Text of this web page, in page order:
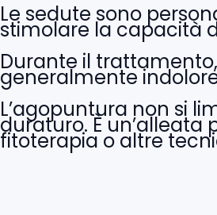
Le sedute sono
stimolare la capacità
Durante il
generalmente
L’agopuntura non si
duraturo. È
fitoterapia o altre